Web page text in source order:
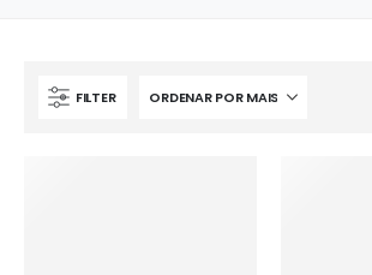
FILTER